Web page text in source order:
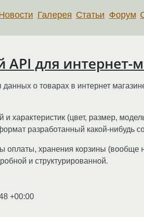
Галерея Статьи Форум
для интернет-
данных о товарах в интернет
характеристик (цвет, размер,
разработанный какой-
оплаты, хранения корзины (вообще
и структурированной.
+00:00